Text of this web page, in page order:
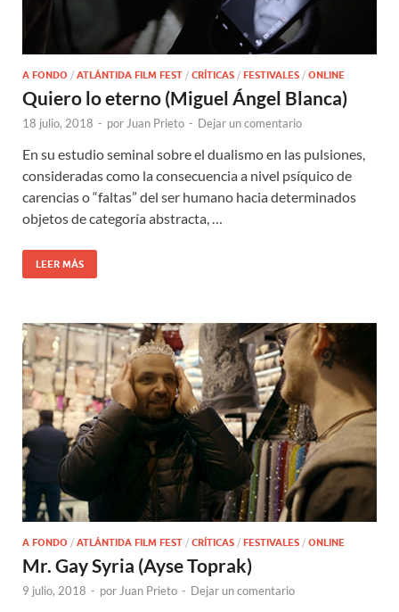
A FONDO / ATLÁNTIDA FILM FEST / CRÍTICAS / FESTIVALES / ONLINE
Quiero lo eterno (Miguel Ángel Blanca)
18 julio, 2018 - por Juan Prieto - Dejar un comentario
En su estudio seminal sobre el dualismo en las pulsiones,
consideradas como la consecuencia a nivel psíquico de
carencias o “faltas” del ser humano hacia determinados
objetos de categoría abstracta, …
LEER MÁS
A FONDO / ATLÁNTIDA FILM FEST / CRÍTICAS / FESTIVALES / ONLINE
Mr. Gay Syria (Ayse Toprak)
9 julio, 2018 - porJuan Prieto - Dejar un comentario